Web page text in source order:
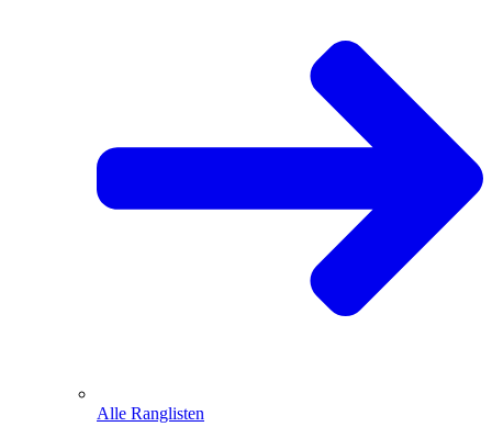
Alle Ranglisten